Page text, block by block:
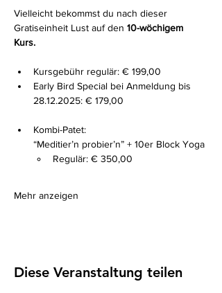
Vielleicht bekommst du nach dieser
Gratiseinheit Lust auf den 10-wöchigem
Kurs.
Kursgebühr regulär: € 199,00
Early Bird Special bei Anmeldung bis
28.12.2025: € 179,00
Kombi-Patet:
“Meditier’n probier’n” + 10er Block Yoga
Regulär: € 350,00
Mehr anzeigen
Diese Veranstaltung teilen